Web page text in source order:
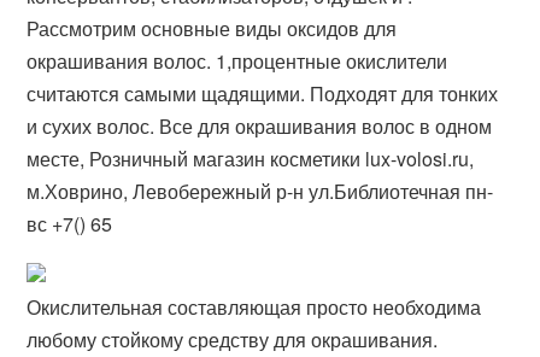
Рассмотрим основные виды оксидов для
окрашивания волос. 1,процентные окислители
считаются самыми щадящими. Подходят для тонких
и сухих волос. Все для окрашивания волос в одном
месте, Розничный магазин косметики lux-volosi.ru,
м.Ховрино, Левобережный р-н ул.Библиотечная пн-
вс +7() 65
Окислительная составляющая просто необходима
любому стойкому средству для окрашивания.